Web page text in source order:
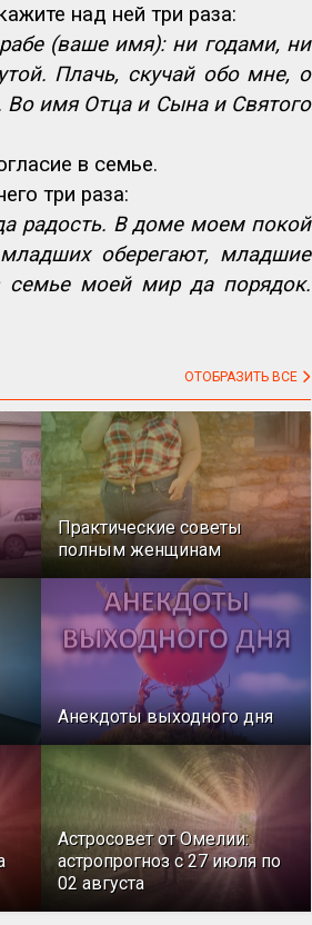
над ней три раза:
(ваше имя): ни годами, ни
Плачь, скучай обо мне, о
Во имя Отца и Сына и Святого
в семье.
три раза:
радость. В доме моем покой
оберегают, младшие
семье моей мир да порядок.
ОТОБРАЗИТЬ ВСЕ
Практические советы
полным женщинам
Анекдоты выходного дня
Астросовет от Омелии:
астропрогноз с 27 июля по
02 августа